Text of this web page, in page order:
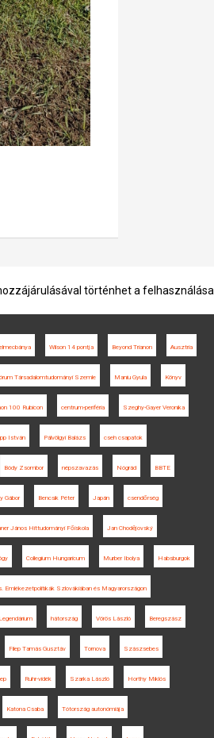
történhet a felhasználása.
Wilson 14 pontja Beyond Trianon Ausztria
Társadalomtudományi Szemle Maniu Gyula Könyv
100 Rubicon centrum-periféria Szeghy-Gayer Veronika
István Pálvölgyi Balázs cseh csapatok
Bódy Zsombor népszavazás Nógrád BBTE
Gábor Bencsik Péter Japán csendőrség
János Hittudományi Főiskola Jan Chodějovský
Collegium Hungaricum Murber Ibolya Habsburgok
Emlékezetpolitikák Szlovákiában és Magyarországon
hátország Vörös László Beregszász
Filep Tamás Gusztáv Tornova Szászsebes
Ruhr-vidék Szarka László Horthy Miklós
Katona Csaba Tótország autonómiája